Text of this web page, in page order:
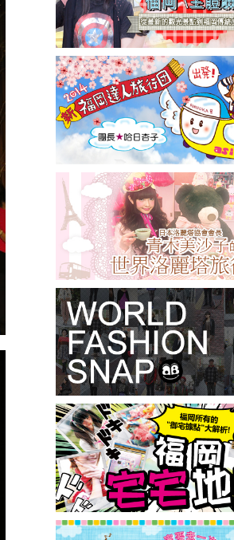
2023.03.02
Little Stand 大名店 〜 嚴格素食主義・素
吃之旅 in 福岡市！ 〜
2023.02.28
東築軒 折尾本社烏冬店